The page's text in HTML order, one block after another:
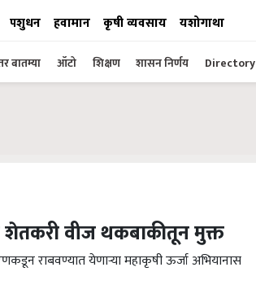
पशुधन हवामान कृषी व्यवसाय यशोगाथा
बातम्या ऑटो शिक्षण शासन निर्णय Directory
शेतकरी वीज थकबाकीतून मुक्त
राबवण्यात येणाऱ्या महाकृषी ऊर्जा अभियानास